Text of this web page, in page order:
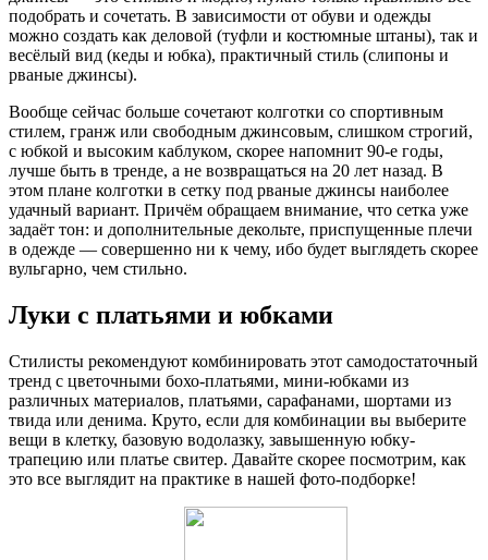
подобрать и сочетать. В зависимости от обуви и одежды
можно создать как деловой (туфли и костюмные штаны), так и
весёлый вид (кеды и юбка), практичный стиль (слипоны и
рваные джинсы).
Вообще сейчас больше сочетают колготки со спортивным
стилем, гранж или свободным джинсовым, слишком строгий,
с юбкой и высоким каблуком, скорее напомнит 90-е годы,
лучше быть в тренде, а не возвращаться на 20 лет назад. В
этом плане колготки в сетку под рваные джинсы наиболее
удачный вариант. Причём обращаем внимание, что сетка уже
задаёт тон: и дополнительные декольте, приспущенные плечи
в одежде — совершенно ни к чему, ибо будет выглядеть скорее
вульгарно, чем стильно.
Луки с платьями и юбками
Стилисты рекомендуют комбинировать этот самодостаточный
тренд с цветочными бохо-платьями, мини-юбками из
различных материалов, платьями, сарафанами, шортами из
твида или денима. Круто, если для комбинации вы выберите
вещи в клетку, базовую водолазку, завышенную юбку-
трапецию или платье свитер. Давайте скорее посмотрим, как
это все выглядит на практике в нашей фото-подборке!